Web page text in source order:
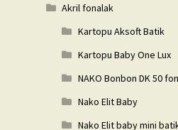
Akril fonalak
Kartopu Aksoft Batik
Kartopu Baby One Lux
NAKO Bonbon DK 50
Nako Elit Baby
Nako Elit baby mini